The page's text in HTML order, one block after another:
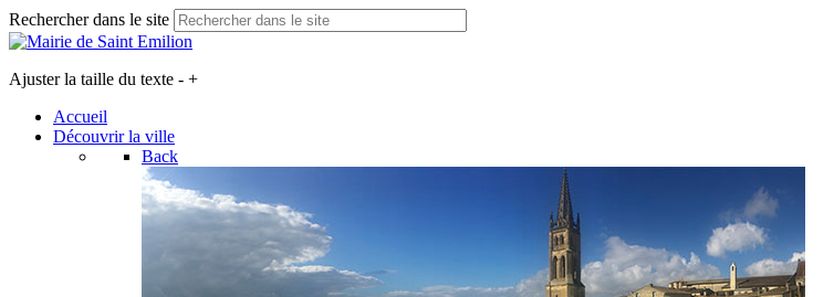
Rechercher dans le site
Ajuster la taille du texte - +
Accueil
Découvrir la ville
Back